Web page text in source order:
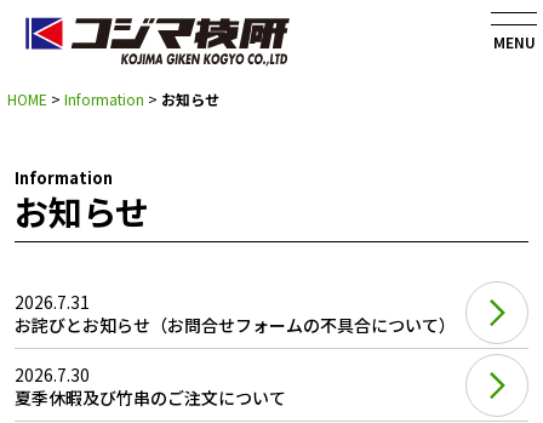
MENU
HOME > Information > お知らせ
Information
お知らせ
2026.7.31
お詫びとお知らせ（お問合せフォームの不具合について）
2026.7.30
夏季休暇及び竹串のご注文について